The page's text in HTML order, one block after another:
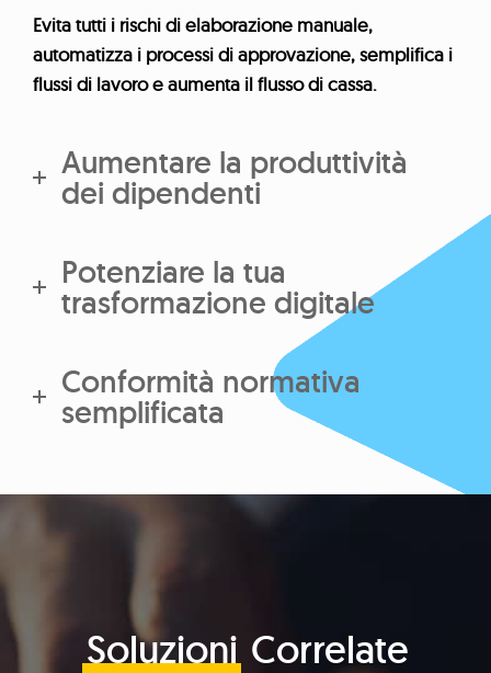
Evita tutti i rischi di elaborazione manuale,
automatizza i processi di approvazione, semplifica i
flussi di lavoro e aumenta il flusso di cassa.
Aumentare la produttività
dei dipendenti
Potenziare la tua
trasformazione digitale
Conformità normativa
semplificata
Soluzioni Correlate